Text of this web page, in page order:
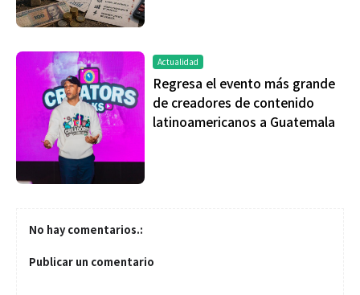
Actualidad
Regresa el evento más grande
de creadores de contenido
latinoamericanos a Guatemala
No hay comentarios.:
Publicar un comentario